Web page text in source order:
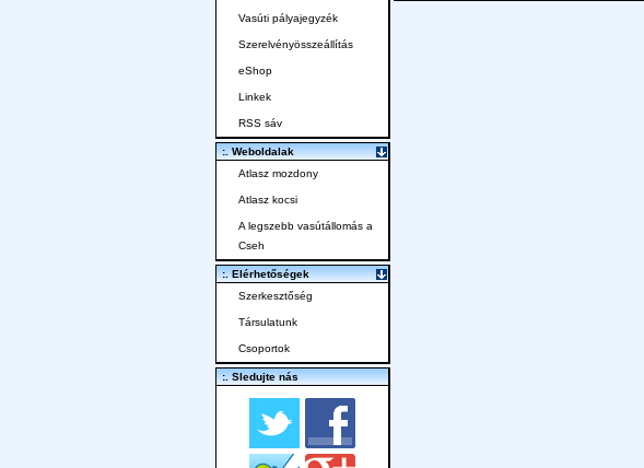
Vasúti pályajegyzék
Szerelvényösszeállítás
eShop
Linkek
RSS sáv
:. Weboldalak
Atlasz mozdony
Atlasz kocsi
A legszebb vasútállomás a
Cseh
:. Elérhetőségek
Szerkesztőség
Társulatunk
Csoportok
:. Sledujte nás